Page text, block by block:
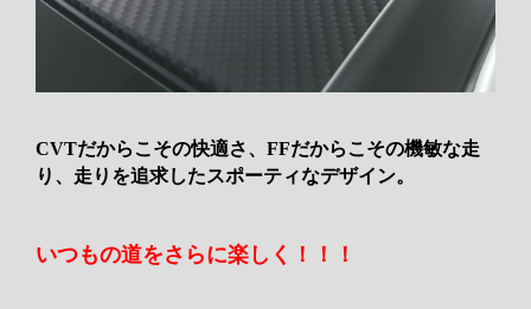
CVTだからこその快適さ、FFだからこその機敏な走
り、走りを追求したスポーティなデザイン。
いつもの道をさらに楽しく！！！